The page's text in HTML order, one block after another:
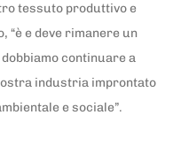
tessuto produttivo e
“è e deve rimanere un
continuare a
industria improntato
e sociale”.